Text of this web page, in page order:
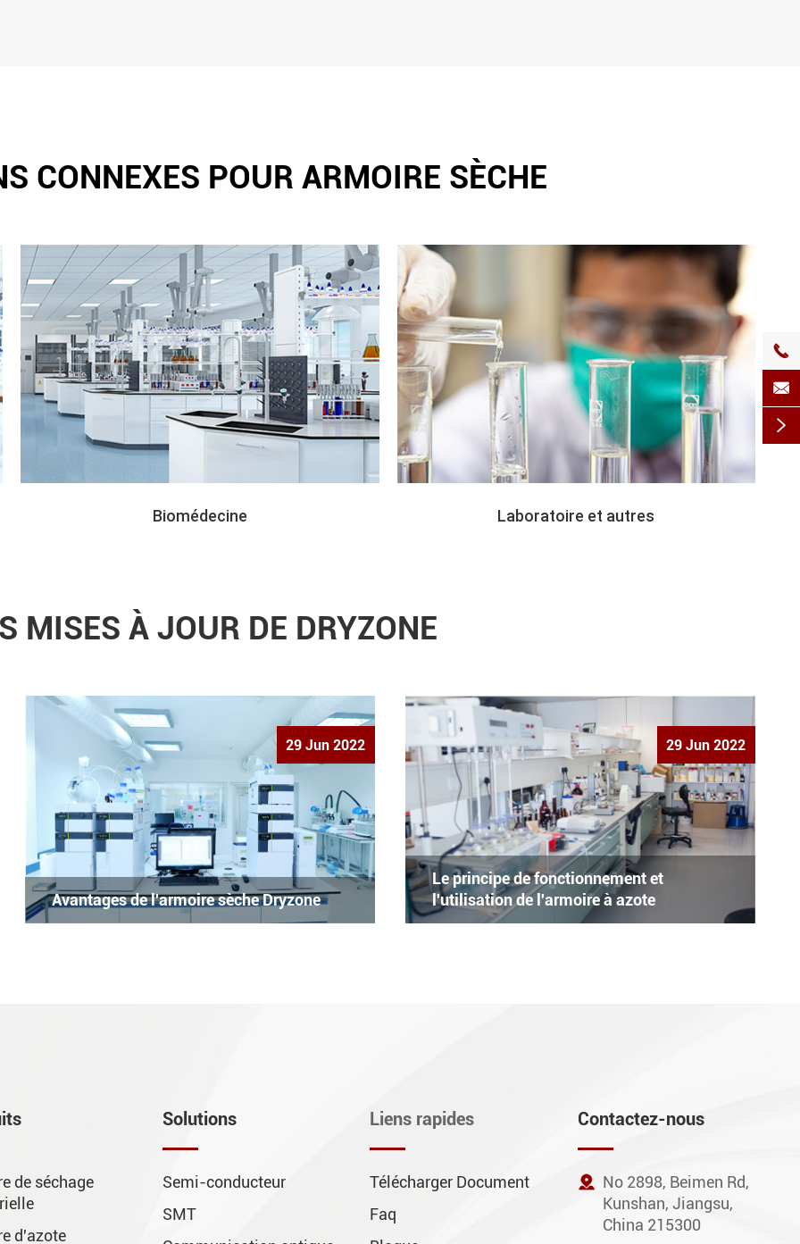
CONNEXES POUR ARMOIRE SÈCHE
Biomédecine Laboratoire et autres
MISES À JOUR DE DRYZONE
29 Jun 2022
Avantages de l'armoire sèche Dryzone
29 Jun 2022
Le principe de fonctionnement et
l'utilisation de l'armoire à azote
de séchage
d'azote
Solutions
Semi-conducteur
SMT
Liens rapides
Télécharger Document
Faq
Contactez-nous
 No 2898, Beimen Rd,
Kunshan, Jiangsu,
China 215300


